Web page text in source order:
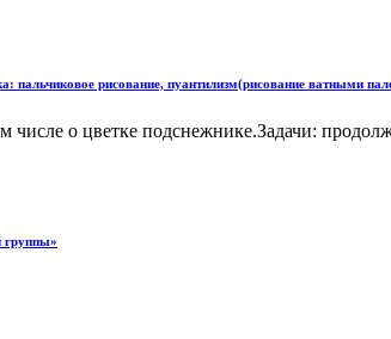
пальчиковое рисование, пуантилизм(рисование ватными
о цветке подснежнике.Задачи:
группы»